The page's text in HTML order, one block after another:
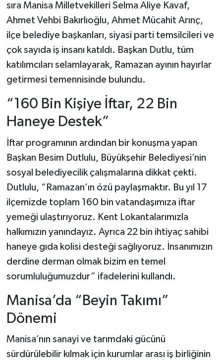
sıra Manisa Milletvekilleri Selma Aliye Kavaf,
Ahmet Vehbi Bakırlıoğlu, Ahmet Mücahit Arınç,
ilçe belediye başkanları, siyasi parti temsilcileri ve
çok sayıda iş insanı katıldı. Başkan Dutlu, tüm
katılımcıları selamlayarak, Ramazan ayının hayırlar
getirmesi temennisinde bulundu.
“160 Bin Kişiye İftar, 22 Bin
Haneye Destek”
İftar programının ardından bir konuşma yapan
Başkan Besim Dutlulu, Büyükşehir Belediyesi’nin
sosyal belediyecilik çalışmalarına dikkat çekti.
Dutlulu, “Ramazan’ın özü paylaşmaktır. Bu yıl 17
ilçemizde toplam 160 bin vatandaşımıza iftar
yemeği ulaştırıyoruz. Kent Lokantalarımızla
halkımızın yanındayız. Ayrıca 22 bin ihtiyaç sahibi
haneye gıda kolisi desteği sağlıyoruz. İnsanımızın
derdine derman olmak bizim en temel
sorumluluğumuzdur” ifadelerini kullandı.
Manisa’da “Beyin Takımı”
Dönemi
Manisa’nın sanayi ve tarımdaki gücünü
sürdürülebilir kılmak için kurumlar arası iş birliğinin